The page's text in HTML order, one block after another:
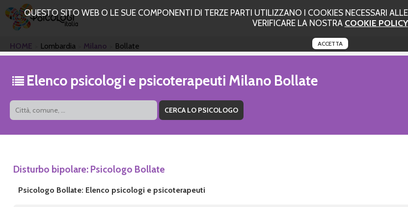
QUESTO SITO WEB O LE SUE COMPONENTI DI TERZE PARTI UTILIZZANO I COOKIES NECESSARI
VERIFICARE LA NOSTRA COOKIE POLICY
ACCETTA
HOME Lombardia Milano Bollate
Elenco psicologi e psicoterapeuti Milano Bollate
Disturbo bipolare: Psicologo Bollate
Psicologo Bollate: Elenco psicologi e psicoterapeuti